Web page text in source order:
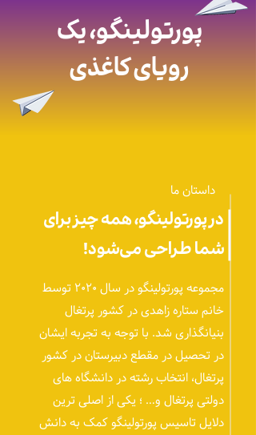
پورتولینگو، یک‌
رویای کاغذی
داستان ما
در پورتولینگو، همه چیز برای
شما طراحی می‌شود!
مجموعه پورتولینگو در سال ۲۰۲۰ توسط
خانم ستاره زاهدی در کشور پرتغال
بنیانگذاری شد. با توجه به تجربه ایشان
در تحصیل در مقطع دبیرستان در کشور
پرتغال، انتخاب رشته در دانشگاه های
دولتی پرتغال و… ؛ یکی از اصلی ترین
دلایل تاسیس پورتولینگو کمک به دانش